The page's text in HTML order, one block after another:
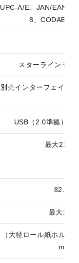
UPC-A/E、JAN/EAN-
8、CODABAR
スターラインモー
別売インターフェイス
USB（2.0準拠）、
最大
最大
（大径ロール紙ホルダ
mm）